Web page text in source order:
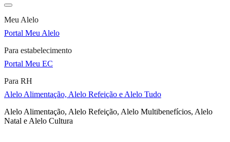
Meu Alelo
Portal Meu Alelo
Para estabelecimento
Portal Meu EC
Para RH
Alelo Alimentação, Alelo Refeição e Alelo Tudo
Alelo Alimentação, Alelo Refeição, Alelo Multibenefícios, Alelo
Natal e Alelo Cultura